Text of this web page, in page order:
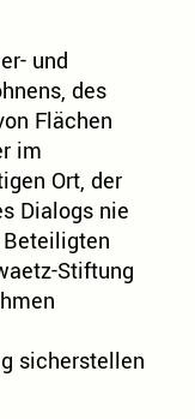
und
des
Flächen
im
Ort, der
Dialogs nie
Stiftung
sicherstellen